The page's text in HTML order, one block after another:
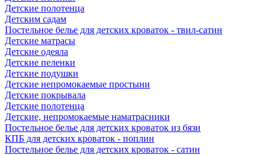
Детские полотенца
Детским садам
Постельное белье для детских кроваток - твил-сатин
Детские матрасы
Детские одеяла
Детские пеленки
Детские подушки
Детские непромокаемые простыни
Детские покрывала
Детские полотенца
Детские, непромокаемые наматрасники
Постельное белье для детских кроваток из бязи
КПБ для детских кроваток - поплин
Постельное белье для детских кроваток - сатин